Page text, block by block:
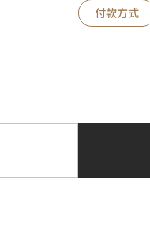
付款方式